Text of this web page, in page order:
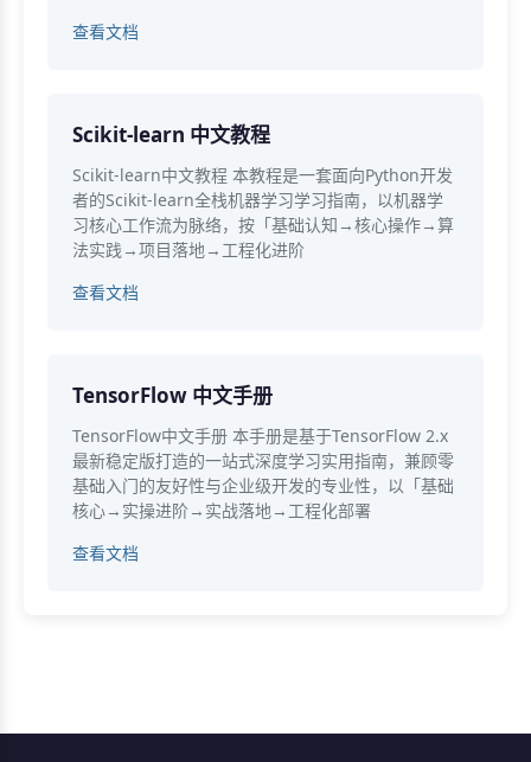
查看文档
Scikit-learn 中文教程
Scikit-learn中文教程 本教程是一套面向Python开发
者的Scikit-learn全栈机器学习学习指南，以机器学
习核心工作流为脉络，按「基础认知→核心操作→算
法实践→项目落地→工程化进阶
查看文档
TensorFlow 中文手册
TensorFlow中文手册 本手册是基于TensorFlow 2.x
最新稳定版打造的一站式深度学习实用指南，兼顾零
基础入门的友好性与企业级开发的专业性，以「基础
核心→实操进阶→实战落地→工程化部署
查看文档